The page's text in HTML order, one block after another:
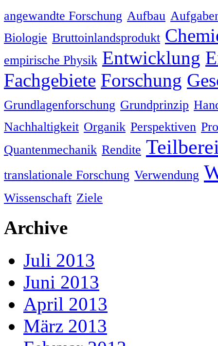
angewandte Forschung Aufbau
Biologie Bruttoinlandsprodukt
empirische Physik Entwicklung
Fachgebiete Forschung
Grundlagenforschung Grundprinzip
Nachhaltigkeit Organik Perspektiven
Quantenmechanik Rendite
translationale Forschung Verwendung
Wissenschaft Ziele
Archive
Juli 2013
Juni 2013
April 2013
März 2013